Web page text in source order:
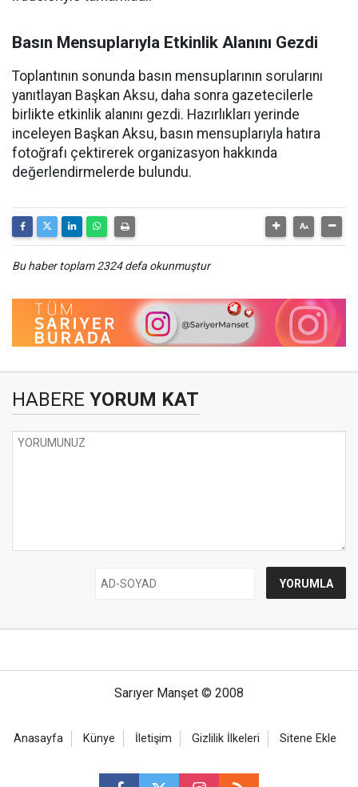
Basın Mensuplarıyla Etkinlik Alanını Gezdi
Toplantının sonunda basın mensuplarının sorularını
yanıtlayan Başkan Aksu, daha sonra gazetecilerle
birlikte etkinlik alanını gezdi. Hazırlıkları yerinde
inceleyen Başkan Aksu, basın mensuplarıyla hatıra
fotoğrafı çektirerek organizasyon hakkında
değerlendirmelerde bulundu.
Bu haber toplam 2324 defa okunmuştur
HABERE YORUM KAT
Sarıyer Manşet © 2008
Anasayfa Künye İletişim Gizlilik İlkeleri Sitene Ekle